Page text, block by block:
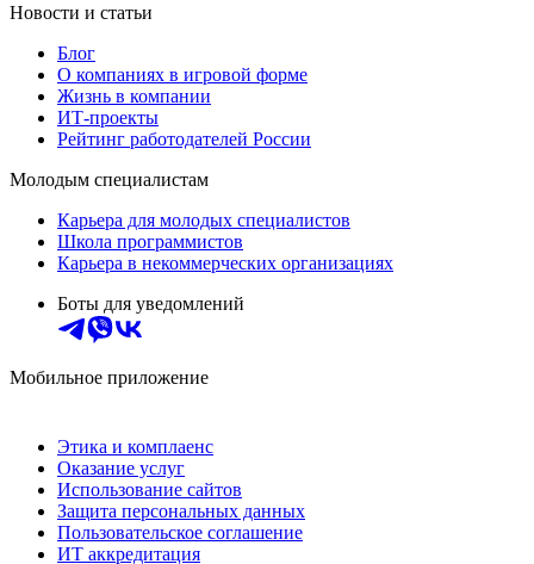
Новости и статьи
Блог
О компаниях в игровой форме
Жизнь в компании
ИТ-проекты
Рейтинг работодателей России
Молодым специалистам
Карьера для молодых специалистов
Школа программистов
Карьера в некоммерческих организациях
Боты для уведомлений
Мобильное приложение
Этика и комплаенс
Оказание услуг
Использование сайтов
Защита персональных данных
Пользовательское соглашение
ИТ аккредитация